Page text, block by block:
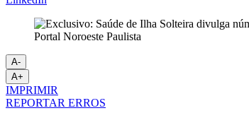
Portal Noroeste Paulista
A-
A+
IMPRIMIR
REPORTAR ERROS